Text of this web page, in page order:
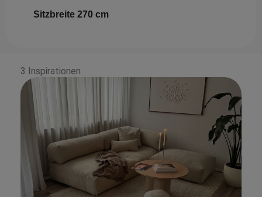
Sitzbreite 270 cm
3 Inspirationen